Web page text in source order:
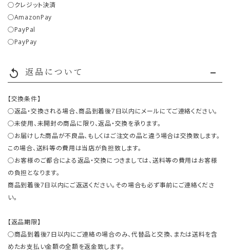
○クレジット決済
○AmazonPay
○PayPal
○PayPay
replay 返品について
【交換条件】
○返品・交換される場合、商品到着後7日以内にメールにてご連絡ください。
○未使用、未開封の商品に限り、返品・交換を承ります。
○お届けした商品が不良品、もしくはご注文の品と違う場合は交換致します。
この場合、送料等の費用は当店が負担致します。
○お客様のご都合による返品・交換につきましては、送料等の費用はお客様
の負担となります。
商品到着後7日以内にご返送ください。その場合も必ず事前にご連絡くださ
い。
【返品期限】
○商品到着後7日以内にご連絡の場合のみ、代替品と交換、または送料を含
めたお支払い金額の全額を返金致します。